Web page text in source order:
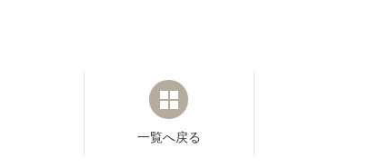
一覧へ戻る